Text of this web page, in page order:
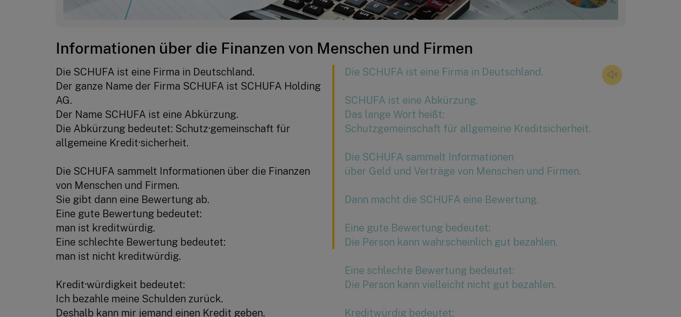
Informationen über die Finanzen von Menschen und Firmen
Die SCHUFA ist eine Firma in Deutschland.
Der ganze Name der Firma SCHUFA ist SCHUFA Holding
AG.
Der Name SCHUFA ist eine Abkürzung.
Die Abkürzung bedeutet: Schutz·gemeinschaft für
allgemeine Kredit·sicherheit.
Die SCHUFA sammelt Informationen über die Finanzen
von Menschen und Firmen.
Sie gibt dann eine Bewertung ab.
Eine gute Bewertung bedeutet:
man ist kreditwürdig.
Eine schlechte Bewertung bedeutet:
man ist nicht kreditwürdig.
Kredit·würdigkeit bedeutet:
Ich bezahle meine Schulden zurück.
Deshalb kann mir jemand einen Kredit geben.
Die SCHUFA ist eine Firma in Deutschland.
SCHUFA ist eine Abkürzung.
Das lange Wort heißt:
Schutzgemeinschaft für allgemeine Kreditsicherheit.
Die SCHUFA sammelt Informationen
über Geld und Verträge von Menschen und Firmen.
Dann macht die SCHUFA eine Bewertung.
Eine gute Bewertung bedeutet:
Die Person kann wahrscheinlich gut bezahlen.
Eine schlechte Bewertung bedeutet:
Die Person kann vielleicht nicht gut bezahlen.
Kreditwürdig bedeutet: